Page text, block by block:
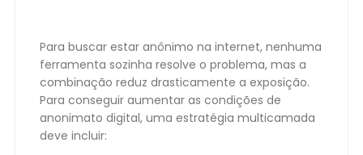
Para buscar estar anônimo na internet, nenhuma
ferramenta sozinha resolve o problema, mas a
combinação reduz drasticamente a exposição.
Para conseguir aumentar as condições de
anonimato digital, uma estratégia multicamada
deve incluir: